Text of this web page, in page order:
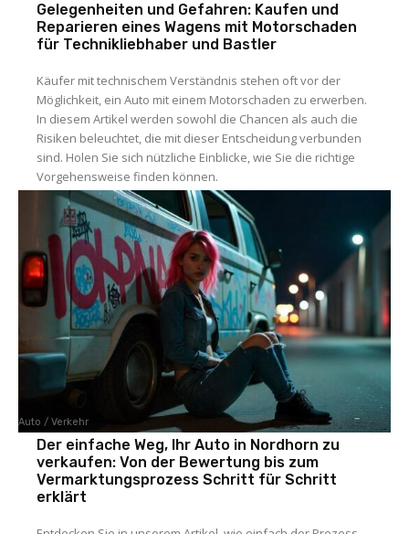
Gelegenheiten und Gefahren: Kaufen und
Reparieren eines Wagens mit Motorschaden
für Technikliebhaber und Bastler
Käufer mit technischem Verständnis stehen oft vor der
Möglichkeit, ein Auto mit einem Motorschaden zu erwerben.
In diesem Artikel werden sowohl die Chancen als auch die
Risiken beleuchtet, die mit dieser Entscheidung verbunden
sind. Holen Sie sich nützliche Einblicke, wie Sie die richtige
Vorgehensweise finden können.
Auto / Verkehr
Der einfache Weg, Ihr Auto in Nordhorn zu
verkaufen: Von der Bewertung bis zum
Vermarktungsprozess Schritt für Schritt
erklärt